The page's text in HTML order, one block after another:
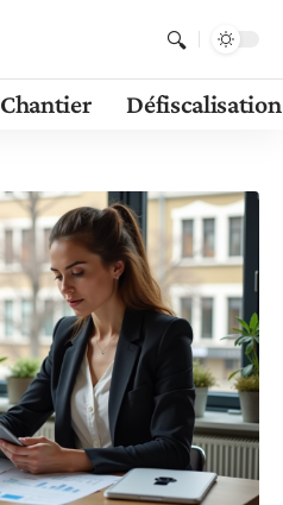
Chantier Défiscalisation